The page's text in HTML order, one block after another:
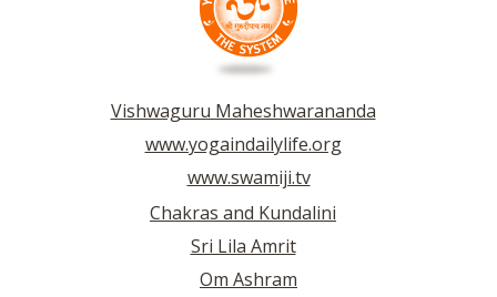
Vishwaguru Maheshwarananda
www.yogaindailylife.org
www.swamiji.tv
Chakras and Kundalini
Sri Lila Amrit
Om Ashram